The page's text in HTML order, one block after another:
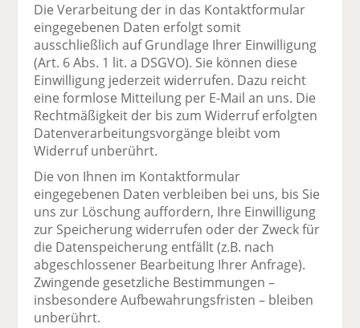
Die Verarbeitung der in das Kontaktformular
eingegebenen Daten erfolgt somit
ausschließlich auf Grundlage Ihrer Einwilligung
(Art. 6 Abs. 1 lit. a DSGVO). Sie können diese
Einwilligung jederzeit widerrufen. Dazu reicht
eine formlose Mitteilung per E-Mail an uns. Die
Rechtmäßigkeit der bis zum Widerruf erfolgten
Datenverarbeitungsvorgänge bleibt vom
Widerruf unberührt.
Die von Ihnen im Kontaktformular
eingegebenen Daten verbleiben bei uns, bis Sie
uns zur Löschung auffordern, Ihre Einwilligung
zur Speicherung widerrufen oder der Zweck für
die Datenspeicherung entfällt (z.B. nach
abgeschlossener Bearbeitung Ihrer Anfrage).
Zwingende gesetzliche Bestimmungen –
insbesondere Aufbewahrungsfristen – bleiben
unberührt.